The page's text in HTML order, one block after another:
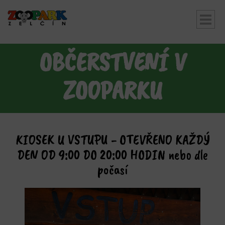
OBČERSTVENÍ V
ZOOPARKU
KIOSEK U VSTUPU - OTEVŘENO KAŽDÝ
DEN OD 9:00 DO 20:00 HODIN nebo dle
počasí